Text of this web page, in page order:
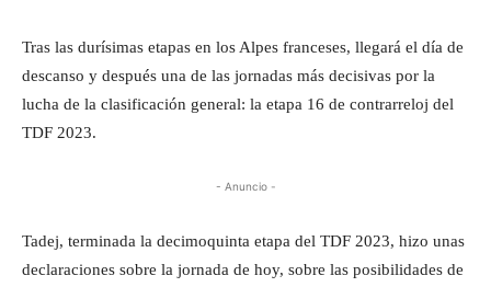
Tras las durísimas etapas en los Alpes franceses, llegará el día de
descanso y después una de las jornadas más decisivas por la
lucha de la clasificación general: la etapa 16 de contrarreloj del
TDF 2023.
- Anuncio -
Tadej, terminada la decimoquinta etapa del TDF 2023, hizo unas
declaraciones sobre la jornada de hoy, sobre las posibilidades de